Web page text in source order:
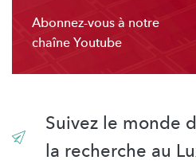
Abonnez-vous à notre
chaîne Youtube
Suivez le monde
la recherche au